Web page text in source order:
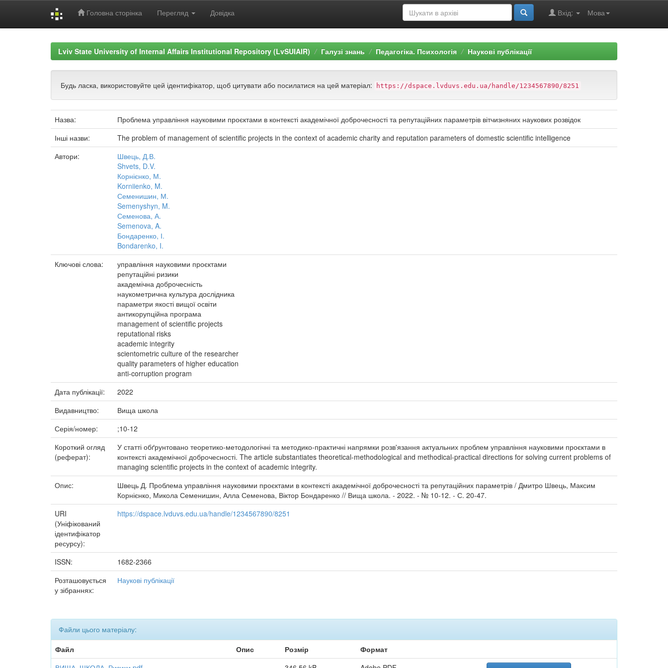
Головна сторінка Перегляд Довідка Мова
Вхід:
Lviv State University of Internal Affairs Institutional Repository (LvSUIAIR) Галузі знань Педагогіка. Психологія Наукові публікації
Будь ласка, використовуйте цей ідентифікатор, щоб цитувати або посилатися на цей матеріал: https://dspace.lvduvs.edu.ua/handle/1234567890/8251
Назва:
Проблема управління науковими проєктами в контексті академічної доброчесності та репутаційних параметрів вітчизняних наукових розвідок
Інші назви:
The problem of management of scientific projects in the context of academic charity and reputation parameters of domestic scientific intelligence
Автори:
Швець, Д.В.
Shvets, D.V.
Корнієнко, М.
Korniienko, M.
Семенишин, М.
Semenyshyn, M.
Семенова, А.
Semenova, A.
Бондаренко, І.
Bondarenko, I.
Ключові слова:
управління науковими проєктами
репутаційні ризики
академічна доброчесність
наукометрична культура дослідника
параметри якості вищої освіти
антикорупційна програма
management of scientific projects
reputational risks
academic integrity
scientometric culture of the researcher
quality parameters of higher education
anti-corruption program
Дата публікації:
2022
Видавництво:
Вища школа
Серія/номер:
;10-12
Короткий огляд
(реферат):
У статті обґрунтовано теоретико-методологічні та методико-практичні напрямки розв'язання актуальних проблем управління науковими проєктами в
контексті академічної доброчесності. The article substantiates theoretical-methodological and methodical-practical directions for solving current problems of
managing scientific projects in the context of academic integrity.
Опис:
Швець Д. Проблема управління науковими проєктами в контексті академічної доброчесності та репутаційних параметрів / Дмитро Швець, Максим
Корнієнко, Микола Семенишин, Алла Семенова, Віктор Бондаренко // Вища школа. - 2022. - № 10-12. - С. 20-47.
URI
(Уніфікований
ідентифікатор
ресурсу):
https://dspace.lvduvs.edu.ua/handle/1234567890/8251
ISSN:
1682-2366
Розташовується
у зібраннях:
Наукові публікації
Файли цього матеріалу:
Файл
Опис Розмір
Формат